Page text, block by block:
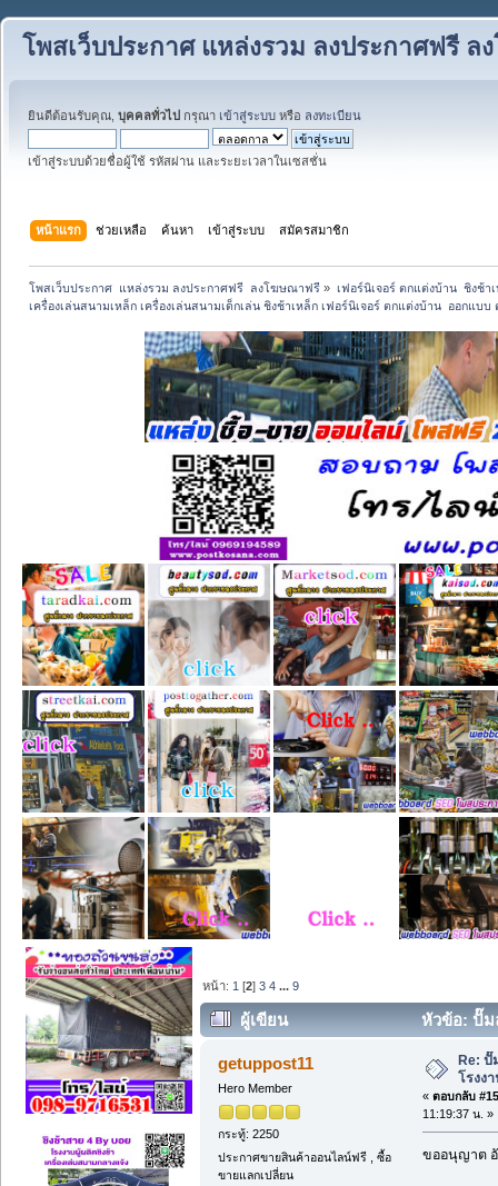
โพสเว็บประกาศ แหล่งรวม ลงประกาศฟรี
ยินดีต้อนรับคุณ, บุคคลทั่วไป กรุณา เข้าสู่ระบบ หรือ ลงทะเบียน
เข้าสู่ระบบด้วยชื่อผู้ใช้ รหัสผ่าน และระยะเวลาในเซสชั่น
หน้าแรก ช่วยเหลือ ค้นหา เข้าสู่ระบบ สมัครสมาชิก
โพสเว็บประกาศ  แหล่งรวม ลงประกาศฟรี  ลงโฆษณาฟรี » เฟอร์นิเจอร์ ตกแต่งบ้าน  ชิงช้า
เครื่องเล่นสนามเหล็ก เครื่องเล่นสนามเด็กเล่น ชิงช้าเหล็ก เฟอร์นิเจอร์ ตกแต่งบ้าน  ออกแบ
หน้า: 1 [2]3 4 ...9
ผู้เขียน
หัวข้อ: ปั๊ม
ใหญ่ (อ่าน 4834 ครั้ง)
getuppost11
Hero Member
กระทู้: 2250
ประกาศขายสินค้าออนไลน์ฟรี , ซื้อ
ขายแลกเปลี่ยน
Re:
โรงง
« ตอบกลับ
11:19:37 น. »
ขออนุญาต